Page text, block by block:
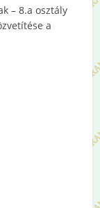
– 8.a osztály
a